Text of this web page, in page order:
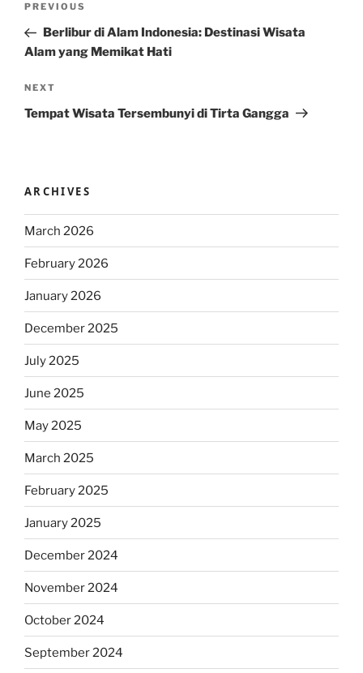
Previous
Post
PREVIOUS
Berlibur di Alam Indonesia: Destinasi Wisata
Alam yang Memikat Hati
Next
Post
NEXT
Tempat Wisata Tersembunyi di Tirta Gangga
ARCHIVES
March 2026
February 2026
January 2026
December 2025
July 2025
June 2025
May 2025
March 2025
February 2025
January 2025
December 2024
November 2024
October 2024
September 2024